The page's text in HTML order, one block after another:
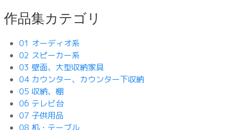
作品集カテゴリ
01 オーディオ系
02 スピーカー系
03 壁面、大型収納家具
04 カウンター、カウンター下収納
05 収納、棚
06 テレビ台
07 子供用品
08 机・テーブル